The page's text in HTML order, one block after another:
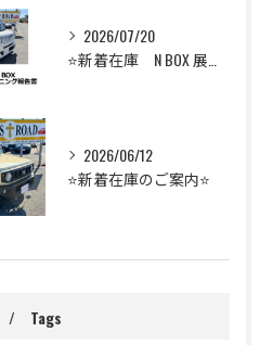
2026/07/20
2026/06/12
⭐️新着在庫のご案内⭐️
Tags